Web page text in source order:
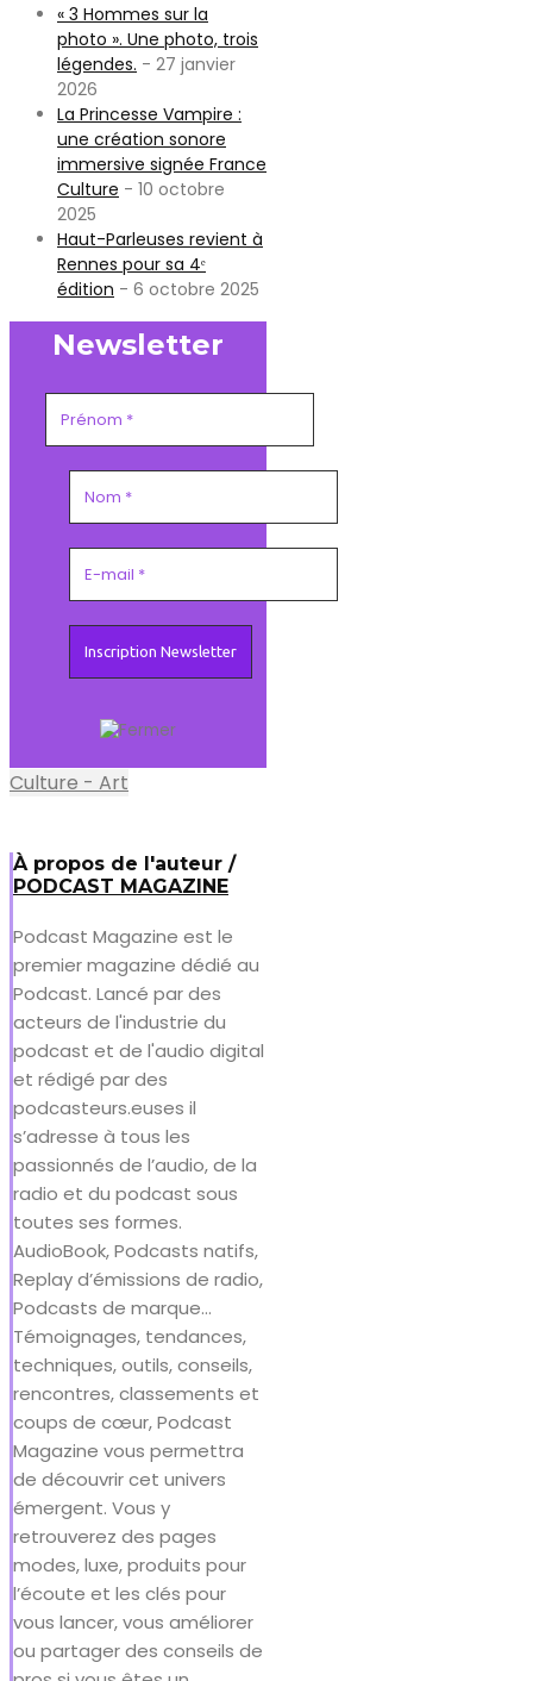
« 3 Hommes sur la
photo ». Une photo, trois
légendes. - 27 janvier
2026
La Princesse Vampire :
une création sonore
immersive signée France
Culture - 10 octobre
2025
Haut-Parleuses revient à
Rennes pour sa 4ᵉ
édition - 6 octobre 2025
Newsletter
Culture - Art
À propos de l'auteur /
PODCAST MAGAZINE
Podcast Magazine est le
premier magazine dédié au
Podcast. Lancé par des
acteurs de l'industrie du
podcast et de l'audio digital
et rédigé par des
podcasteurs.euses il
s’adresse à tous les
passionnés de l’audio, de la
radio et du podcast sous
toutes ses formes.
AudioBook, Podcasts natifs,
Replay d’émissions de radio,
Podcasts de marque…
Témoignages, tendances,
techniques, outils, conseils,
rencontres, classements et
coups de cœur, Podcast
Magazine vous permettra
de découvrir cet univers
émergent. Vous y
retrouverez des pages
modes, luxe, produits pour
l’écoute et les clés pour
vous lancer, vous améliorer
ou partager des conseils de